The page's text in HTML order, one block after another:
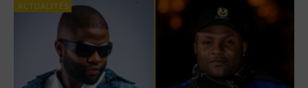
ACTUALITÉS